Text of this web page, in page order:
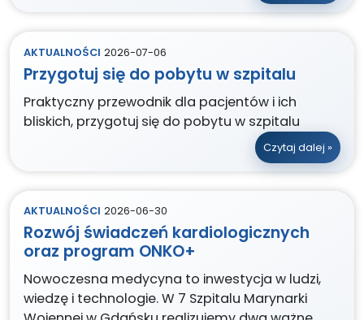
AKTUALNOŚCI 2026-07-06
Przygotuj się do pobytu w szpitalu
Praktyczny przewodnik dla pacjentów i ich
bliskich, przygotuj się do pobytu w szpitalu
Czytaj dalej »
AKTUALNOŚCI 2026-06-30
Rozwój świadczeń kardiologicznych
oraz program ONKO+
Nowoczesna medycyna to inwestycja w ludzi,
wiedzę i technologie. W 7 Szpitalu Marynarki